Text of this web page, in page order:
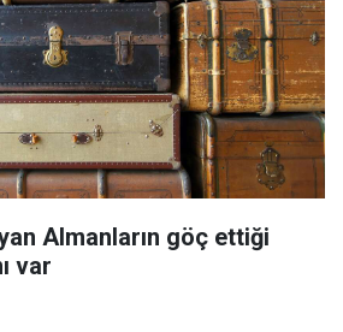
Almanların göç ettiği
var